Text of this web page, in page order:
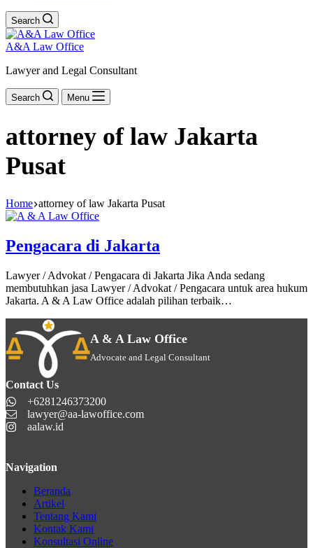
Search
A&A Law Office
Lawyer and Legal Consultant
Search Menu
attorney of law Jakarta
Pusat
Home attorney of law Jakarta Pusat
Pengacara di Jakarta
Lawyer / Advokat / Pengacara di Jakarta Jika Anda sedang
membutuhkan jasa Lawyer / Advokat / Pengacara untuk area hukum
Jakarta. A & A Law Office adalah pilihan terbaik…
A & A Law Office
Advocate and Legal Consultant
Contact Us
+6281246373200
lawyer@aa-lawoffice.com
aalaw.id
Navigation
Beranda
Artikel
Tentang Kami
Kontak Kami
Konsultasi Online